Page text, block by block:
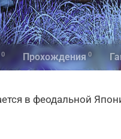
0 Прохождения 0
в феодальной